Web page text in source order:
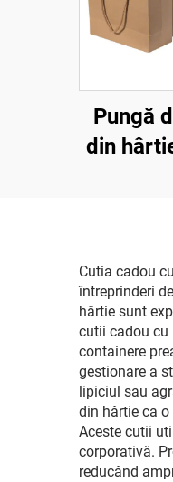
Pungă
din
Cutia cadou
întreprinderi
hârtie sunt
cutii cadou cu
containere
gestionare a
lipiciul sau
din hârtie ca
Aceste cutii
corporativă.
reducând